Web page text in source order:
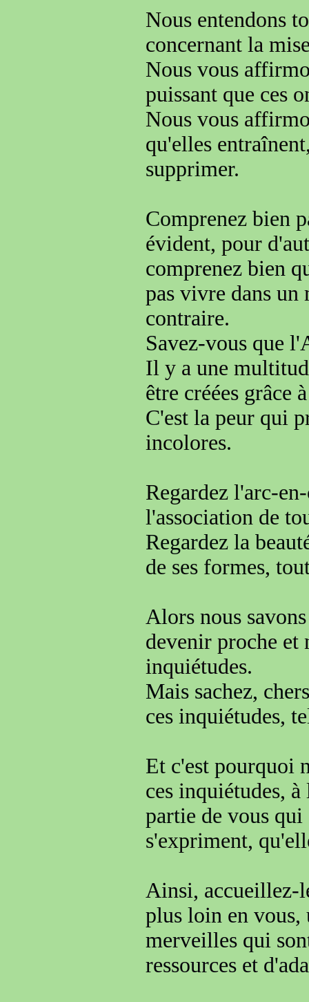
Nous entendons
concernant la
Nous vous
puissant que ces
Nous vous
qu'elles
supprimer.
Comprenez bien
évident, pour
comprenez bien
pas vivre dans un
contraire.
Savez-vous que
Il y a une
être créées grâce
C'est la peur qui
incolores.
Regardez l'arc-
l'association de
Regardez la
de ses formes,
Alors nous
devenir proche et
inquiétudes.
Mais sachez,
ces inquiétudes,
Et c'est pourquoi
ces inquiétudes,
partie de vous
s'expriment,
Ainsi, accueillez-
plus loin en vous,
merveilles qui
ressources et